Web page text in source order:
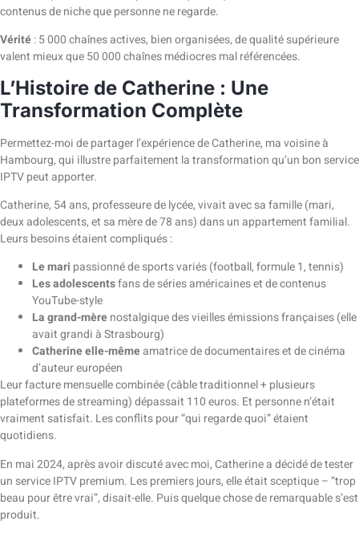
contenus de niche que personne ne regarde.
Vérité: 5 000 chaînes actives, bien organisées, de qualité supérieure
valent mieux que 50 000 chaînes médiocres mal référencées.
L’Histoire de Catherine : Une
Transformation Complète
Permettez-moi de partager l’expérience de Catherine, ma voisine à
Hambourg, qui illustre parfaitement la transformation qu’un bon service
IPTV peut apporter.
Catherine, 54 ans, professeure de lycée, vivait avec sa famille (mari,
deux adolescents, et sa mère de 78 ans) dans un appartement familial.
Leurs besoins étaient compliqués :
Le mari passionné de sports variés (football, formule 1, tennis)
Les adolescentsfans de séries américaines et de contenus
YouTube-style
La grand-mèrenostalgique des vieilles émissions françaises (elle
avait grandi à Strasbourg)
Catherine elle-mêmeamatrice de documentaires et de cinéma
d’auteur européen
Leur facture mensuelle combinée (câble traditionnel + plusieurs
plateformes de streaming) dépassait 110 euros. Et personne n’était
vraiment satisfait. Les conflits pour “qui regarde quoi” étaient
quotidiens.
En mai 2024, après avoir discuté avec moi, Catherine a décidé de tester
un service IPTV premium. Les premiers jours, elle était sceptique – “trop
beau pour être vrai”, disait-elle. Puis quelque chose de remarquable s’est
produit.